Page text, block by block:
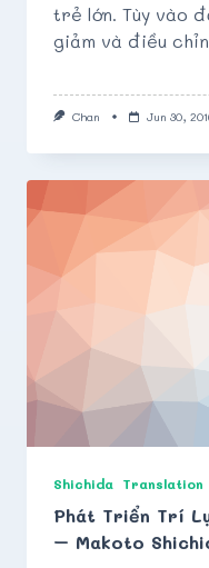
trẻ lớn. Tùy vào
giảm và điều
Chan Jun 30,
Shichida Translation
Phát Triển Trí
– Makoto